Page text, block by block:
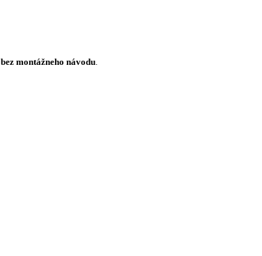
bez montážneho návodu